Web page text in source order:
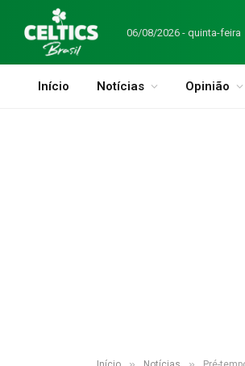
06/08/2026 - quinta-feira
Início Notícias Opinião